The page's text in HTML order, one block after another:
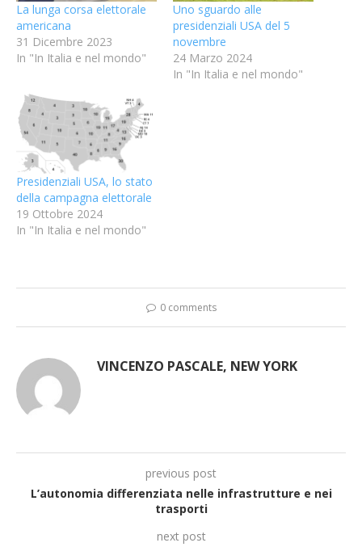
La lunga corsa elettorale
americana
31 Dicembre 2023
In "In Italia e nel mondo"
Uno sguardo alle
presidenziali USA del 5
novembre
24 Marzo 2024
In "In Italia e nel mondo"
Presidenziali USA, lo stato
della campagna elettorale
19 Ottobre 2024
In "In Italia e nel mondo"
0 comments
VINCENZO PASCALE, NEW YORK
previous post
L’autonomia differenziata nelle infrastrutture e nei
trasporti
next post